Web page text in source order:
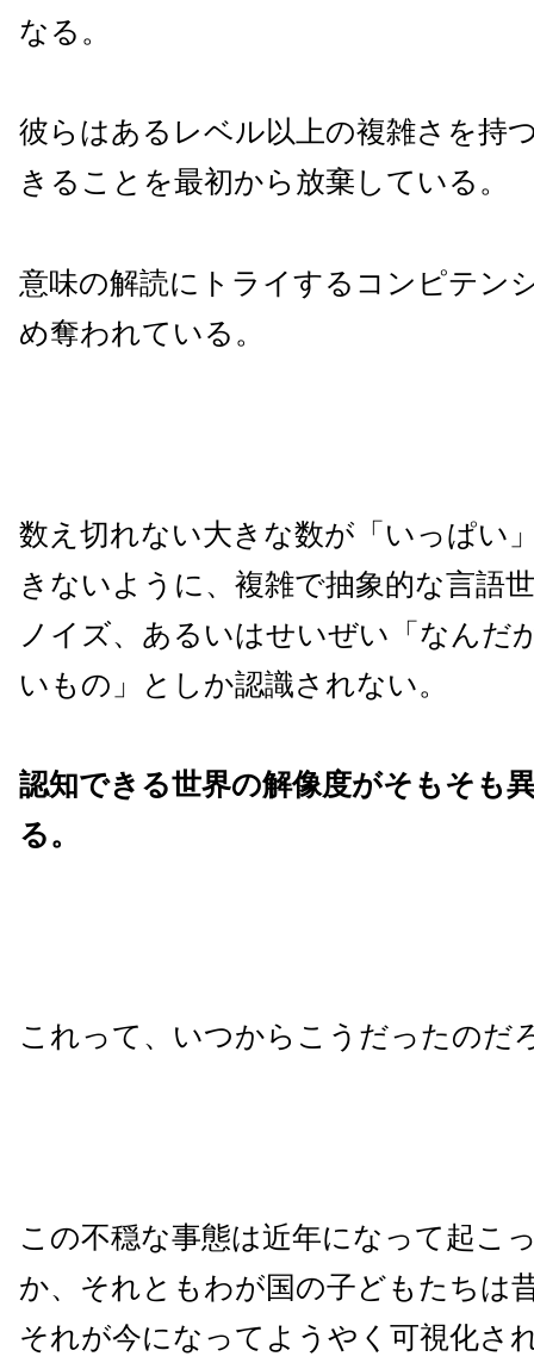
なる。
彼らはあるレベル以上の複雑さを持
きることを最初から放棄している。
意味の解読にトライするコンピテン
め奪われている。
数え切れない大きな数が「いっぱい
きないように、複雑で抽象的な言語
ノイズ、あるいはせいぜい「なんだ
いもの」としか認識されない。
認知できる世界の解像度がそもそも
る。
これって、いつからこうだったのだ
この不穏な事態は近年になって起こ
か、それともわが国の子どもたちは
それが今になってようやく可視化さ